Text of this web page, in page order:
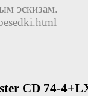
эскизам.
CD 74-